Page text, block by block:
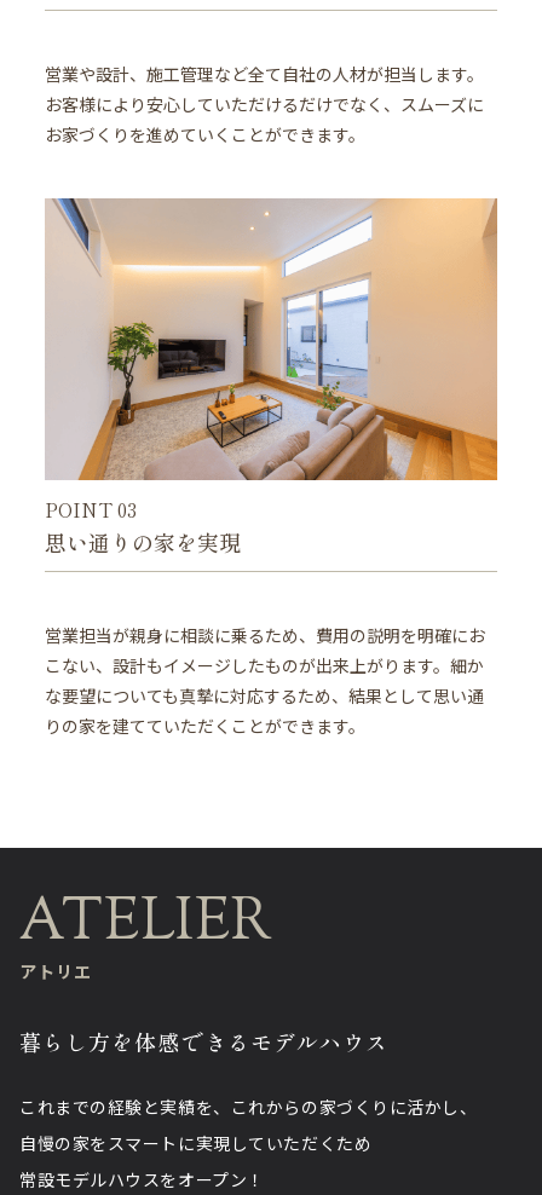
営業や設計、施工管理など全て自社の人材が担当します。
お客様により安心していただけるだけでなく、スムーズに
お家づくりを進めていくことができます。
POINT 03
思い通りの家を実現
営業担当が親身に相談に乗るため、費用の説明を明確にお
こない、設計もイメージしたものが出来上がります。細か
な要望についても真摯に対応するため、結果として思い通
りの家を建てていただくことができます。
アトリエ
暮らし方を体感できるモデルハウス
これまでの経験と実績を、これからの家づくりに活かし、
自慢の家をスマートに実現していただくため
常設モデルハウスをオープン！